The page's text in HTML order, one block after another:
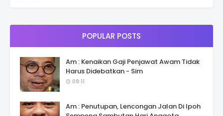
POPULAR POSTS
Am : Kenaikan Gaji Penjawat Awam Tidak
Harus Didebatkan - Sim
09:11
Am : Penutupan, Lencongan Jalan Di Ipoh